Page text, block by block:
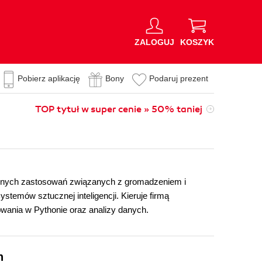
ZALOGUJ KOSZYK
Pobierz aplikację Bony Podaruj prezent
TOP tytuł w super cenie » 50% taniej
zastosowań związanych z gromadzeniem i
sztucznej inteligencji. Kieruje firmą
w Pythonie oraz analizy danych.